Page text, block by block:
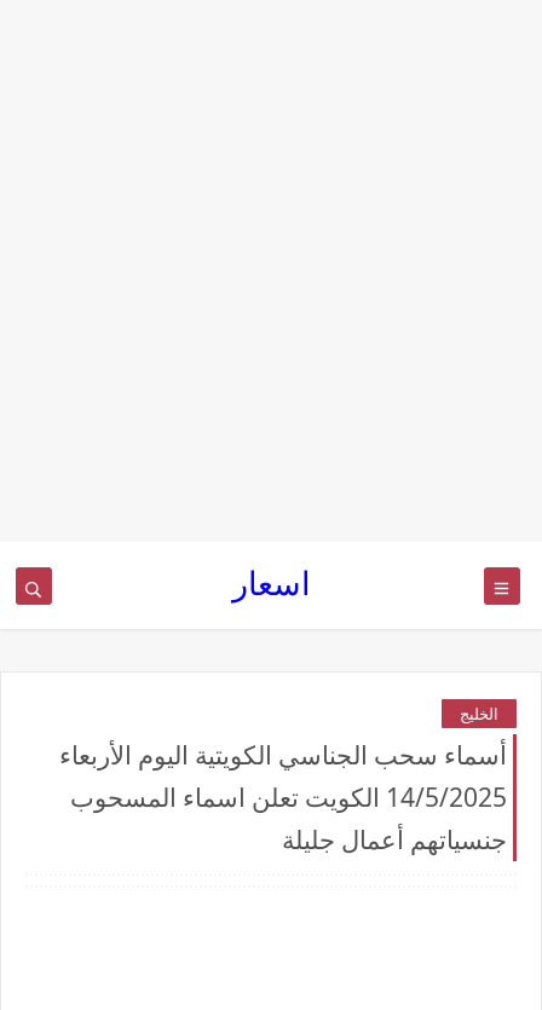
اسعار
الخليج
أسماء سحب الجناسي الكويتية اليوم الأربعاء
14/5/2025 الكويت تعلن اسماء المسحوب
جنسياتهم أعمال جليلة